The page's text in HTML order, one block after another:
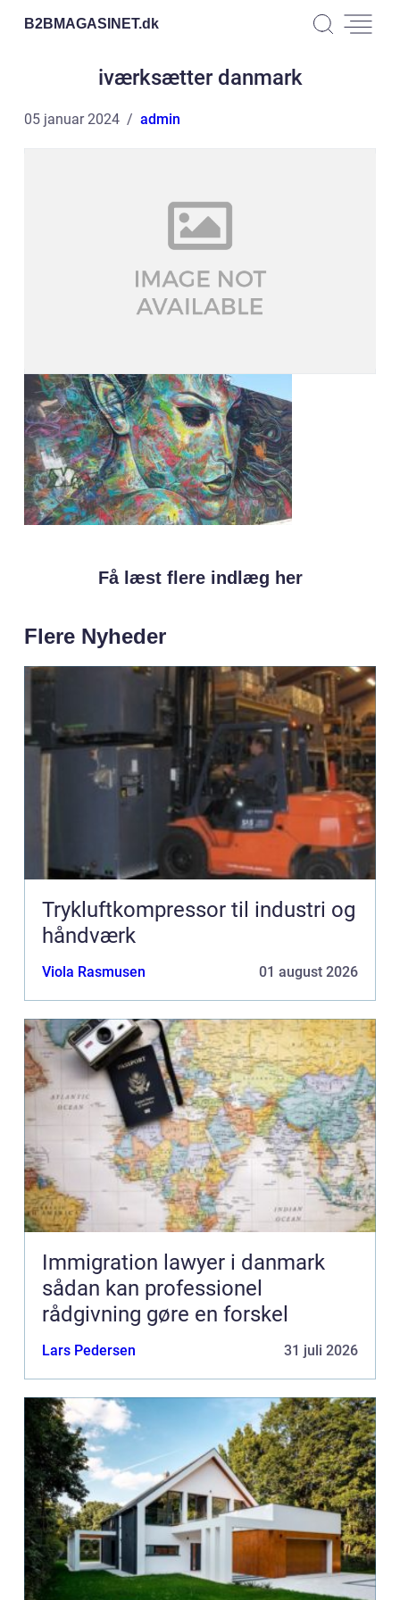
B2BMAGASINET.dk
iværksætter danmark
05 januar 2024 admin
Få læst flere indlæg her
Flere Nyheder
Trykluftkompressor til industri og
håndværk
Viola Rasmusen 01 august 2026
Immigration lawyer i danmark
sådan kan professionel
rådgivning gøre en forskel
Lars Pedersen 31 juli 2026